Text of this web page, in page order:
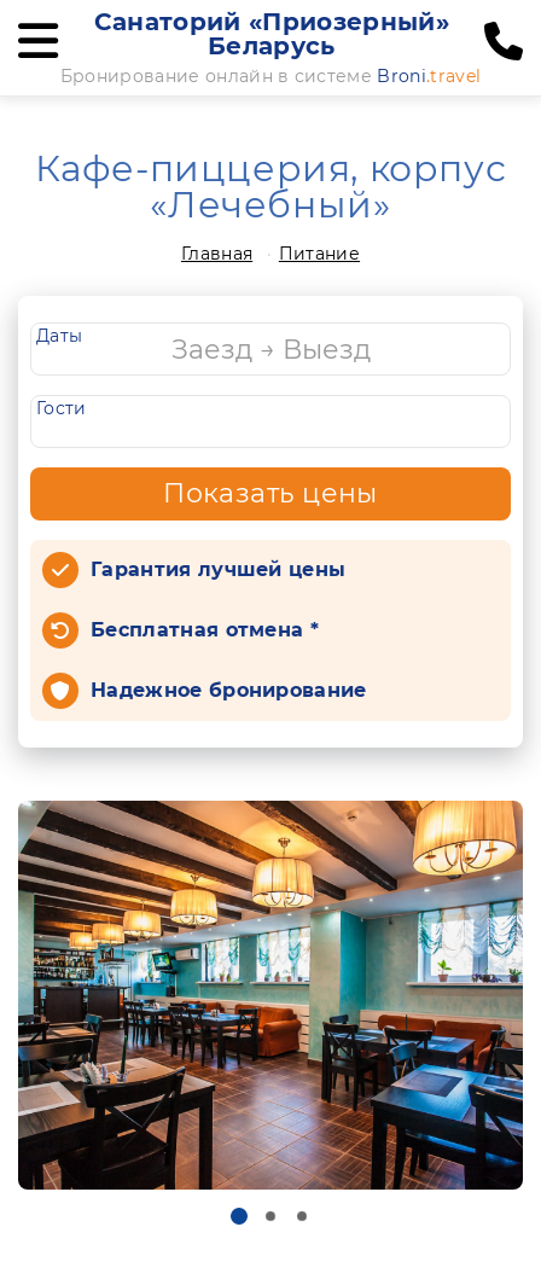
Санаторий «Приозерный»
Беларусь
Бронирование онлайн в системе Broni.travel
Кафе-пиццерия, корпус
«Лечебный»
Главная Питание
Даты
Гости
Показать цены
Гарантия лучшей цены
Бесплатная отмена *
Надежное бронирование